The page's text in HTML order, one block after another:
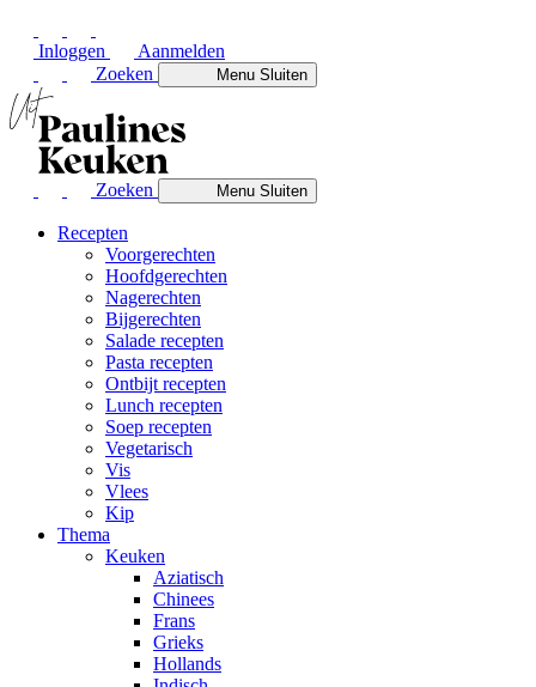
Inloggen
Aanmelden
Zoeken
MenuSluiten
Zoeken MenuSluiten
Recepten
Voorgerechten
Hoofdgerechten
Nagerechten
Bijgerechten
Salade recepten
Pasta recepten
Ontbijt recepten
Lunch recepten
Soep recepten
Vegetarisch
Vis
Vlees
Kip
Thema
Keuken
Aziatisch
Chinees
Frans
Grieks
Hollands